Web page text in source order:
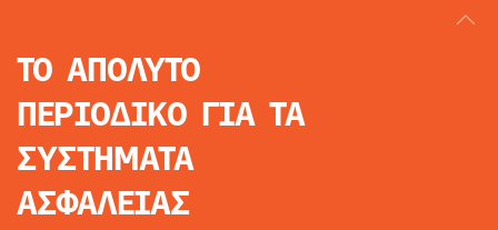
ΤΟ ΑΠΟΛΥΤΟ
ΠΕΡΙΟΔΙΚΟ ΓΙΑ ΤΑ
ΣΥΣΤΗΜΑΤΑ
ΑΣΦΑΛΕΙΑΣ